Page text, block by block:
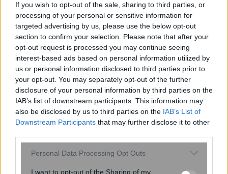
If you wish to opt-out of the sale, sharing to third parties, or
processing of your personal or sensitive information for
targeted advertising by us, please use the below opt-out
section to confirm your selection. Please note that after your
opt-out request is processed you may continue seeing
interest-based ads based on personal information utilized by
us or personal information disclosed to third parties prior to
your opt-out. You may separately opt-out of the further
disclosure of your personal information by third parties on the
IAB’s list of downstream participants. This information may
also be disclosed by us to third parties on the IAB’s List of
Downstream Participants that may further disclose it to other
Please note that this website/app uses one or more Google
not limited to your visit or usage behaviour. You may click to
Personal Data Processing Opt Outs
I want to opt-out of the Sharing of my
Το «φρούτο του Λαέρτη» που είναι
πλούσιο σε αντιοξειδωτικά και μπορεί
να ενισχύσει το έντερο και τα οστά